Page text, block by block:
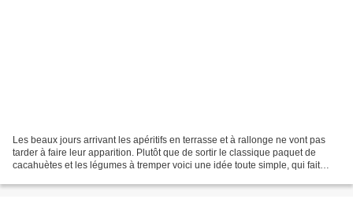
Les beaux jours arrivant les apéritifs en terrasse et à rallonge ne vont pas
tarder à faire leur apparition. Plutôt que de sortir le classique paquet de
cacahuètes et les légumes à tremper voici une idée toute simple, qui fait